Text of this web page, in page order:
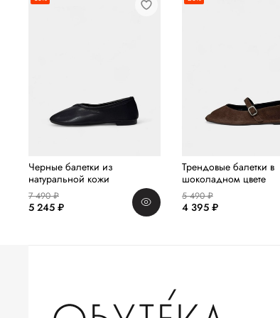
Черные балетки из
натуральной кожи
7 490 ₽
5 245 ₽
Трендовые балетки в
шоколадном цвете
5 490 ₽
4 395 ₽